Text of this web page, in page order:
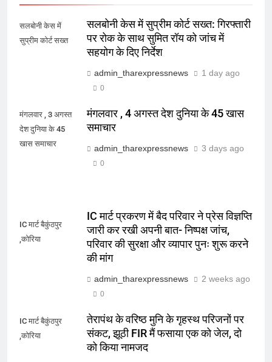
सलबोनी केस में
सुप्रीम कोर्ट सख्त
सलबोनी केस में सुप्रीम कोर्ट सख्त: गिरफ्तारी
पर रोक के साथ सुमित रॉय को जांच में
सहयोग के दिए निर्देश
admin_tharexpressnews 1 day ago
0
मंगलवार , 3 अगस्त
देश दुनिया के 45
खास समाचार
मंगलवार , 4 अगस्त देश दुनिया के 45 खास
समाचार
admin_tharexpressnews 3 days ago
0
IC मार्ट बैकुंठपुर
,कोरिया
IC मार्ट प्रकरण में बैद परिवार ने प्रेस विज्ञप्ति
जारी कर रखी अपनी बात- निष्पक्ष जांच,
परिवार की सुरक्षा और व्यापार पुनः शुरू करने
की मांग
admin_tharexpressnews 2 weeks ago
0
IC मार्ट बैकुंठपुर
,कोरिया
तेरापंथ के वरिष्ठ मुनि के गृहस्थ परिजनों पर
संकट, झूठी FIR मैं फसाया एक को जेल, दो
को किया नामजद